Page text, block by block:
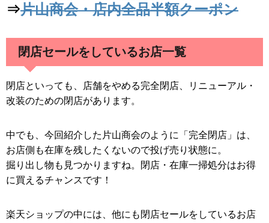
⇒片山商会・店内全品半額クーポン
閉店セールをしているお店一覧
閉店といっても、店舗をやめる完全閉店、リニューアル・
改装のための閉店があります。
中でも、今回紹介した片山商会のように「完全閉店」は、
お店側も在庫を残したくないので投げ売り状態に。
掘り出し物も見つかりますね。閉店・在庫一掃処分はお得
に買えるチャンスです！
楽天ショップの中には、他にも閉店セールをしているお店